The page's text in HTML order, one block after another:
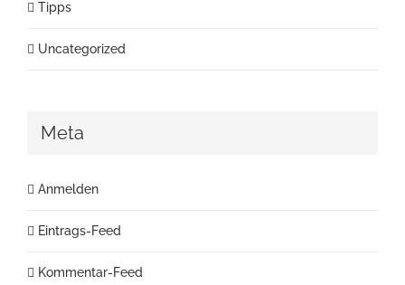
Tipps
Uncategorized
Meta
Anmelden
Eintrags-Feed
Kommentar-Feed